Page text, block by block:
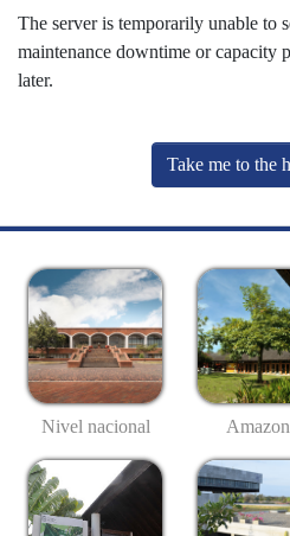
The server is temporarily unable to
maintenance downtime or capacity
later.
Take me to the
Nivel nacional